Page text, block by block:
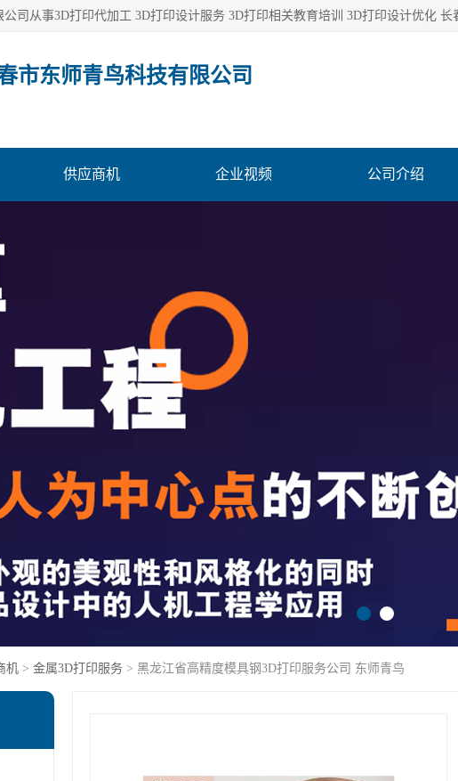
市东师青鸟科技有限公司
供应商机 企业视频 公司介绍
机 > 金属3D打印服务 > 黑龙江省高精度模具钢3D打印服务公司 东师青鸟